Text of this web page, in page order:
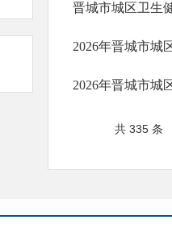
晋城市城区卫生
2026年晋城市城
2026年晋城市城
共 335 条